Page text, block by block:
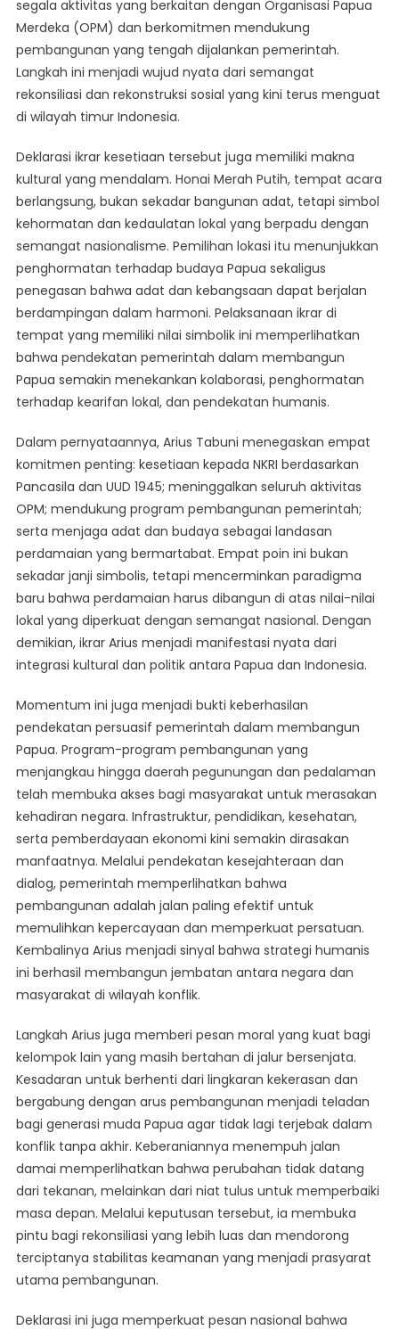
segala aktivitas yang berkaitan dengan Organisasi Papua
Merdeka (OPM) dan berkomitmen mendukung
pembangunan yang tengah dijalankan pemerintah.
Langkah ini menjadi wujud nyata dari semangat
rekonsiliasi dan rekonstruksi sosial yang kini terus menguat
di wilayah timur Indonesia.
Deklarasi ikrar kesetiaan tersebut juga memiliki makna
kultural yang mendalam. Honai Merah Putih, tempat acara
berlangsung, bukan sekadar bangunan adat, tetapi simbol
kehormatan dan kedaulatan lokal yang berpadu dengan
semangat nasionalisme. Pemilihan lokasi itu menunjukkan
penghormatan terhadap budaya Papua sekaligus
penegasan bahwa adat dan kebangsaan dapat berjalan
berdampingan dalam harmoni. Pelaksanaan ikrar di
tempat yang memiliki nilai simbolik ini memperlihatkan
bahwa pendekatan pemerintah dalam membangun
Papua semakin menekankan kolaborasi, penghormatan
terhadap kearifan lokal, dan pendekatan humanis.
Dalam pernyataannya, Arius Tabuni menegaskan empat
komitmen penting: kesetiaan kepada NKRI berdasarkan
Pancasila dan UUD 1945; meninggalkan seluruh aktivitas
OPM; mendukung program pembangunan pemerintah;
serta menjaga adat dan budaya sebagai landasan
perdamaian yang bermartabat. Empat poin ini bukan
sekadar janji simbolis, tetapi mencerminkan paradigma
baru bahwa perdamaian harus dibangun di atas nilai-nilai
lokal yang diperkuat dengan semangat nasional. Dengan
demikian, ikrar Arius menjadi manifestasi nyata dari
integrasi kultural dan politik antara Papua dan Indonesia.
Momentum ini juga menjadi bukti keberhasilan
pendekatan persuasif pemerintah dalam membangun
Papua. Program-program pembangunan yang
menjangkau hingga daerah pegunungan dan pedalaman
telah membuka akses bagi masyarakat untuk merasakan
kehadiran negara. Infrastruktur, pendidikan, kesehatan,
serta pemberdayaan ekonomi kini semakin dirasakan
manfaatnya. Melalui pendekatan kesejahteraan dan
dialog, pemerintah memperlihatkan bahwa
pembangunan adalah jalan paling efektif untuk
memulihkan kepercayaan dan memperkuat persatuan.
Kembalinya Arius menjadi sinyal bahwa strategi humanis
ini berhasil membangun jembatan antara negara dan
masyarakat di wilayah konflik.
Langkah Arius juga memberi pesan moral yang kuat bagi
kelompok lain yang masih bertahan di jalur bersenjata.
Kesadaran untuk berhenti dari lingkaran kekerasan dan
bergabung dengan arus pembangunan menjadi teladan
bagi generasi muda Papua agar tidak lagi terjebak dalam
konflik tanpa akhir. Keberaniannya menempuh jalan
damai memperlihatkan bahwa perubahan tidak datang
dari tekanan, melainkan dari niat tulus untuk memperbaiki
masa depan. Melalui keputusan tersebut, ia membuka
pintu bagi rekonsiliasi yang lebih luas dan mendorong
terciptanya stabilitas keamanan yang menjadi prasyarat
utama pembangunan.
Deklarasi ini juga memperkuat pesan nasional bahwa